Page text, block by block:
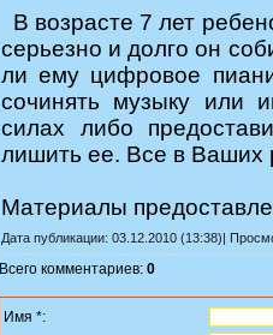
В возрасте 7 лет
серьезно и долго он
ли ему цифровое
сочинять музыку или
силах либо
лишить ее. Все в Ваших
Материалы
Дата публикации: 03.12.2010 (13:38)|
Всего комментариев: 0
Имя *: